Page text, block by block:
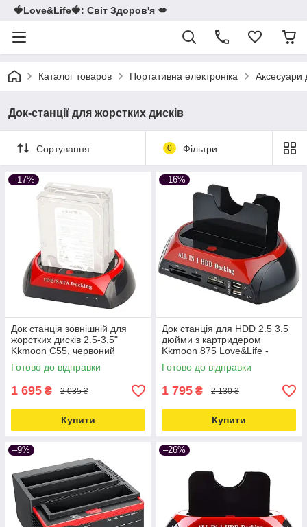
🍓Love&Life🍓: Світ Здоров'я 💋
Каталог товаров Портативна електроніка Аксесуари
Док-станції для жорстких дисків
Сортування 0 Фільтри
–17%
Док станція зовнішній для
жорстких дисків 2.5-3.5"
Kkmoon C55, червоний
Love&Life -online-multimarket-
Готово до відправки
1 695 ₴ 2 035 ₴
Купити
–16%
Док станція для HDD 2.5 3.5
дюйми з картридером
Kkmoon 875 Love&Life -
online-multimarket-
Готово до відправки
1 795 ₴ 2 130 ₴
Купити
–9% –26%